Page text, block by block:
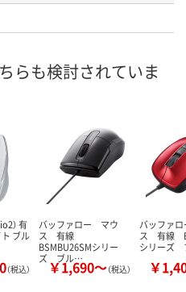
カゴへ カ
らも検討されていま
） 有
ブル
（税込）
バッファロー マウ
ス 有線
BSMBU26SMシリー
ズ ブル…
￥1,690～（税込）
バッファ
ス 有線
シリーズ
￥